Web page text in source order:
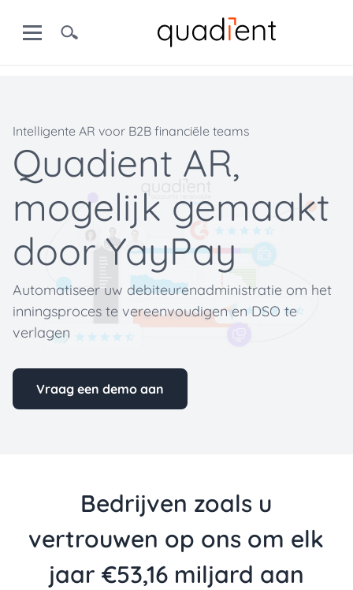
Intelligente AR voor B2B financiële teams
Quadient AR,
mogelijk gemaakt
door YayPay
Automatiseer uw debiteurenadministratie om het
inningsproces te vereenvoudigen en DSO te
verlagen
Vraag een demo aan
Bedrijven zoals u
vertrouwen op ons om elk
jaar €53,16 miljard aan